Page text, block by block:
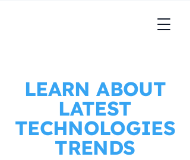
LEARN ABOUT
LATEST
TECHNOLOGIES
TRENDS